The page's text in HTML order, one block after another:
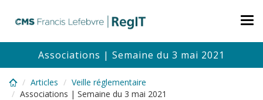
content
Associations | Semaine du 3 mai 2021
Articles
Veille réglementaire
Associations | Semaine du 3 mai 2021